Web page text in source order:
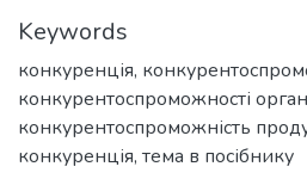
Keywords
конкуренція,
конкурентоспроможності
конкурентоспроможність
конкуренція, тема в посібнику